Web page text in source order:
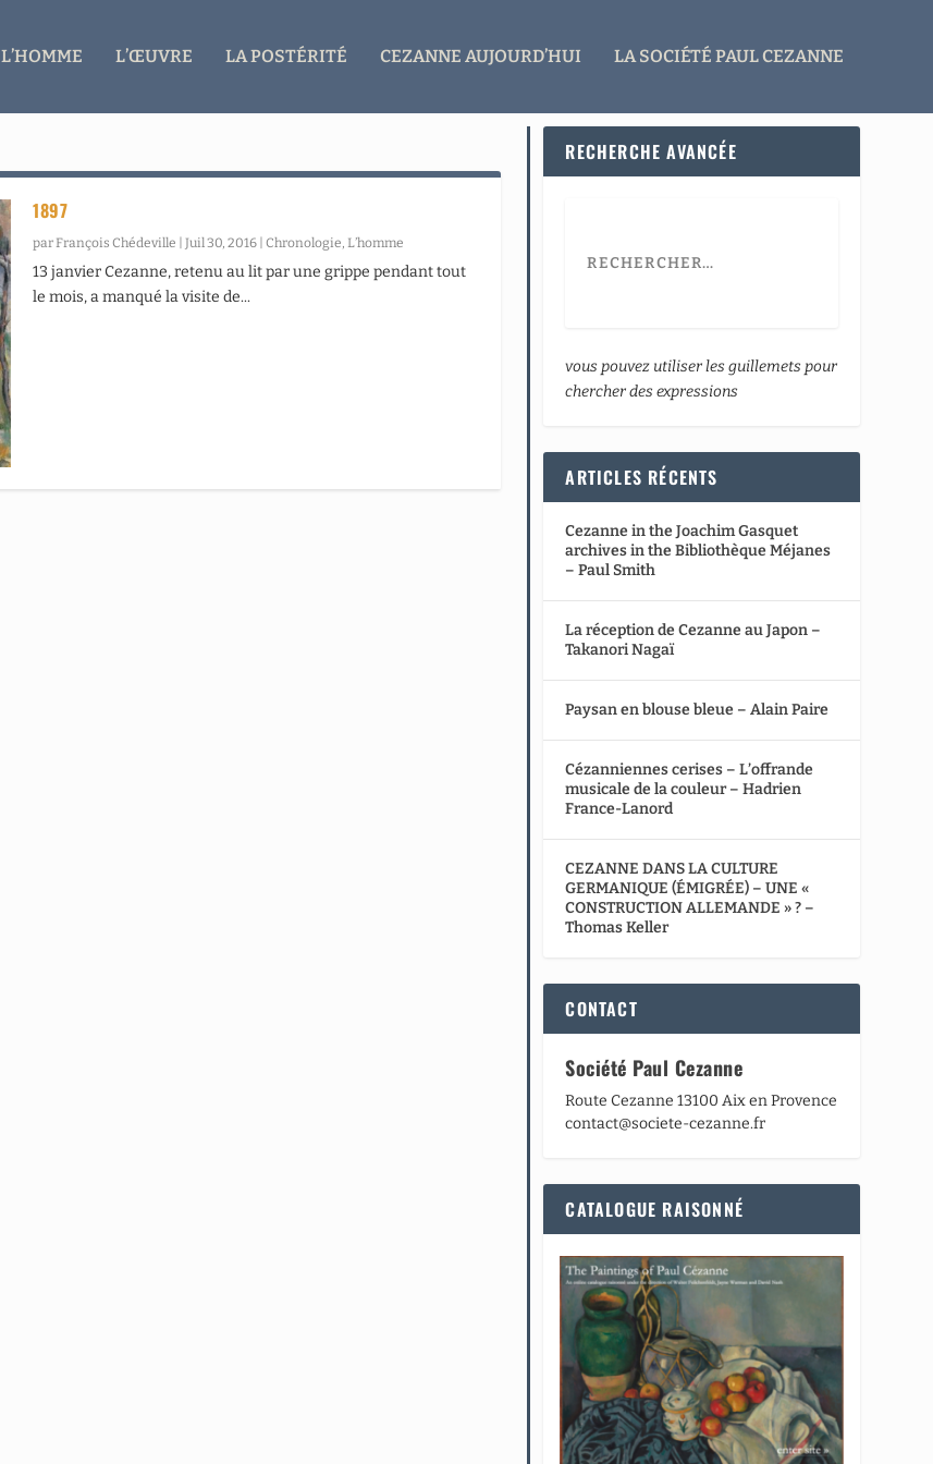
L’HOMME L’ŒUVRE LA POSTÉRITÉ CEZANNE AUJOURD’HUI LA SOCIÉTÉ PAUL CEZANNE
1897
par François Chédeville |Juil 30, 2016 |Chronologie L’homme
13 janvier Cezanne, retenu au lit par une grippe pendant tout
le mois, a manqué la visite de...
RECHERCHE AVANCÉE
vous pouvez utiliser les guillemets pour
chercher des expressions
ARTICLES RÉCENTS
Cezanne in the Joachim Gasquet
archives in the Bibliothèque Méjanes
– Paul Smith
La réception de Cezanne au Japon –
Takanori Nagaï
Paysan en blouse bleue – Alain Paire
Cézanniennes cerises – L’offrande
musicale de la couleur – Hadrien
France-Lanord
CEZANNE DANS LA CULTURE
GERMANIQUE (ÉMIGRÉE) – UNE «
CONSTRUCTION ALLEMANDE » ? –
Thomas Keller
CONTACT
Société Paul Cezanne
Route Cezanne 13100 Aix en Provence
contact@societe-cezanne.fr
CATALOGUE RAISONNÉ